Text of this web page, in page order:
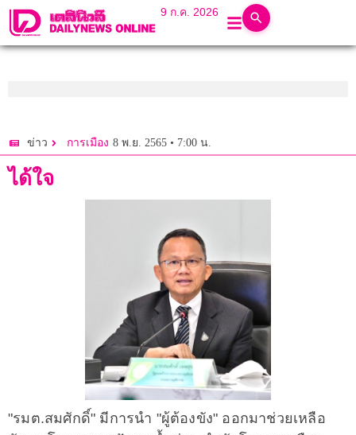
9 ก.ค. 2026
ข่าว การเมือง 8 พ.ย. 2565 • 7:00 น.
ได้ใจ
"รมต.สมศักดิ์" มีการนำ "ผู้ต้องขัง" ออกมาช่วยเหลือ